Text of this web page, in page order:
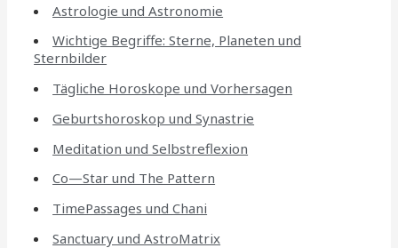
Astrologie und Astronomie
Wichtige Begriffe: Sterne, Planeten und
Sternbilder
Tägliche Horoskope und Vorhersagen
Geburtshoroskop und Synastrie
Meditation und Selbstreflexion
Co—Star und The Pattern
TimePassages und Chani
Sanctuary und AstroMatrix